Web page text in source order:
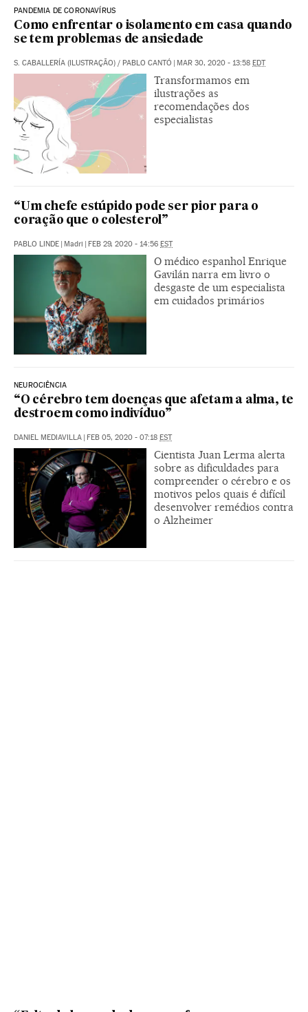
PANDEMIA DE CORONAVÍRUS
Como enfrentar o isolamento em casa quando
se tem problemas de ansiedade
S. CABALLERÍA (ILUSTRAÇÃO) / PABLO CANTÓ | MAR 30, 2020 - 13:58 EDT
Transformamos em
ilustrações as
recomendações dos
especialistas
“Um chefe estúpido pode ser pior para o
coração que o colesterol”
PABLO LINDE | Madri | FEB 29, 2020 - 14:56 EST
O médico espanhol Enrique
Gavilán narra em livro o
desgaste de um especialista
em cuidados primários
NEUROCIÊNCIA
“O cérebro tem doenças que afetam a alma, te
destroem como indivíduo”
DANIEL MEDIAVILLA | FEB 05, 2020 - 07:18 EST
Cientista Juan Lerma alerta
sobre as dificuldades para
compreender o cérebro e os
motivos pelos quais é difícil
desenvolver remédios contra
o Alzheimer